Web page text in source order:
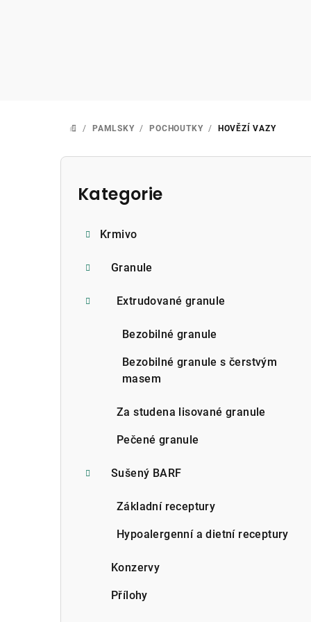
DOMŮ
/ PAMLSKY / POCHOUTKY / HOVĚZÍ VAZY
P
Přeskočit
kategorie
Kategorie
Krmivo
Granule
Extrudované granule
Bezobilné granule
Bezobilné granule s čerstvým
masem
Za studena lisované granule
Pečené granule
Sušený BARF
Základní receptury
Hypoalergenní a dietní receptury
Konzervy
Přílohy